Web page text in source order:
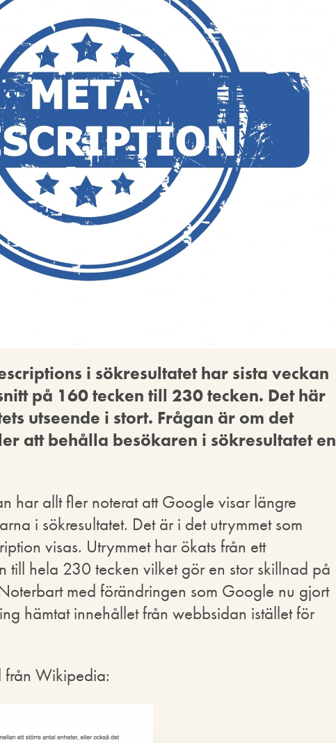
i sökresultatet har sista veckan
på 160 tecken till 230 tecken. Det här
utseende i stort. Frågan är om det
att behålla besökaren i sökresultatet en
har allt fler noterat att Google visar längre
i sökresultatet. Det är i det utrymmet som
visas. Utrymmet har ökats från ett
till hela 230 tecken vilket gör en stor skillnad på
med förändringen som Google nu gjort
hämtat innehållet från webbsidan istället för
från Wikipedia: